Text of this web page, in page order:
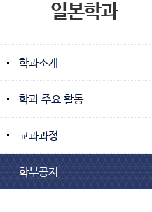
일본학과
학과소개
학과 주요 활동
교과과정
학부공지